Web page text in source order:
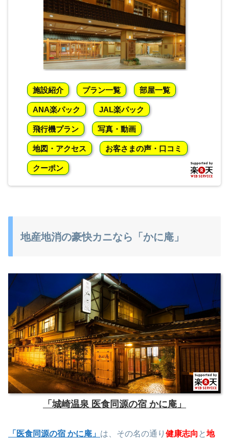
施設紹介 プラン一覧 部屋一覧
ANA楽パック JAL楽パック
飛行機プラン 写真・動画
地図・アクセス お客さまの声・口コミ
クーポン
地産地消の豪快カニなら「かに庵」
「城崎温泉 医食同源の宿 かに庵」
「医食同源の宿 かに庵」 は、その名の通り 健康志向 と地